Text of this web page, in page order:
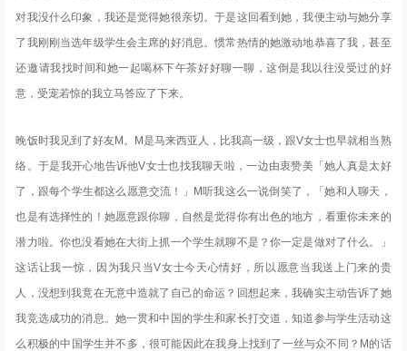
对我没什么印象，我还是觉得她很亲切。于是这回看到她，我便主动与她分享
了我刚刚当选年级学生会主席的好消息。惯常热情的她激动地恭喜了我，甚至
还邀请我找时间和她一起喝杯下午茶好好聊一聊，这倒是我以往没受过的好
意，受宠若惊的我立马答应了下来。
晚饭时我见到了好友M。M是马来西亚人，比我高一级，跟V女士也早就相当熟
络。于是我开心地告诉他V女士也找我聊天啦，一边由衷赞美「她人真是太好
了，跟每个学生都这么愿意交流！」M听我这么一说倒笑了，「她和人聊天，
也是有选择性的！她愿意跟你聊，自然是觉得你有出色的地方，看重你未来的
潜力啦。你也没看她在大街上抓一个学生就聊不是？你一定是做对了什么。」
这话让我一惊，因为我只当V女士今天心情好，所以愿意当我送上门来的贵
人，没想到我竟在无意中造就了自己的命运？回想起来，我确实主动告诉了她
我竞选成功的消息。她一贯和中国的学生和家长打交道，知道参与学生活动这
么积极的中国学生并不多，很可能因此在我身上找到了一丝与众不同？M的话